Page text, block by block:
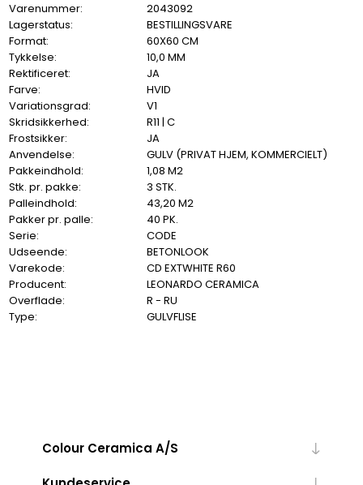
Varenummer:
2043092
Lagerstatus:
BESTILLINGSVARE
Format:
60X60 CM
Tykkelse:
10,0 MM
Rektificeret:
JA
Farve:
HVID
Variationsgrad:
V1
Skridsikkerhed:
R11 | C
Frostsikker:
JA
Anvendelse:
GULV (PRIVAT HJEM, KOMMERCIELT)
Pakkeindhold:
1,08 M2
Stk. pr. pakke:
3 STK.
Palleindhold:
43,20 M2
Pakker pr. palle:
40 PK.
Serie:
CODE
Udseende:
BETONLOOK
Varekode:
CD EXTWHITE R60
Producent:
LEONARDO CERAMICA
Overflade:
R - RU
Type:
GULVFLISE
Colour Ceramica A/S